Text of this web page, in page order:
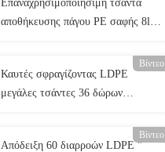
Επαναχρησιμοποιήσιμη τσάντα
αποθήκευσης πάγου PE σαφής 8lb
Βίντεο
Καυτές σφραγίζοντας LDPE
μεγάλες τσάντες 36 δώρων
Βίντεο
Απόδειξη 60 διαρροών LDPE "